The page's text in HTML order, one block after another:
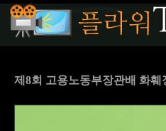
제8회 고용노동부장관배 화훼